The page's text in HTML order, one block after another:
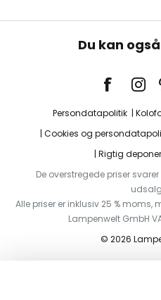
Du kan
Persondatapolitik
Cookies og
Rigtig
De overstregede priser
Alle priser er inklusiv 25 % moms,
Lampenwelt GmbH
© 2026